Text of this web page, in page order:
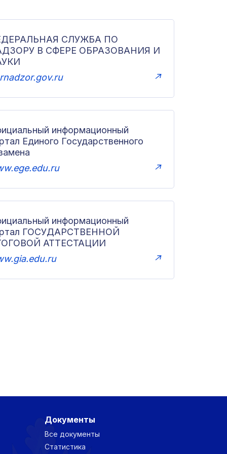
СЛУЖБА ПО
В СФЕРЕ ОБРАЗОВАНИЯ И
↗
информационный
Единого Государственного
↗
информационный
ГОСУДАРСТВЕННОЙ
АТТЕСТАЦИИ
↗
Документы
Все документы
Статистика